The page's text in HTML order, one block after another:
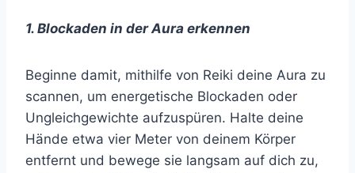
1. Blockaden in der Aura erkennen
Beginne damit, mithilfe von Reiki deine Aura zu
scannen, um energetische Blockaden oder
Ungleichgewichte aufzuspüren. Halte deine
Hände etwa vier Meter von deinem Körper
entfernt und bewege sie langsam auf dich zu,